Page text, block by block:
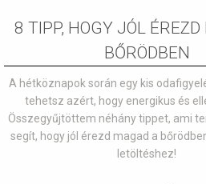
8 TIPP, HOGY JÓL
BŐRÖDBEN
A hétköznapok során egy kis
tehetsz azért, hogy energikus és
Összegyűjtöttem néhány tippet, ami
segít, hogy jól érezd magad a
letöltéshez!